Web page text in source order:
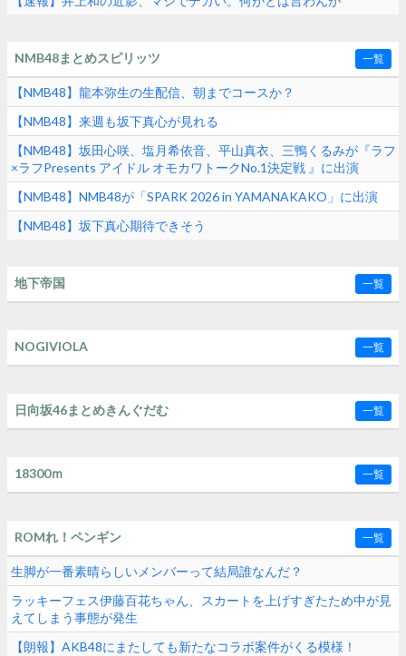
NMB48まとめスピリッツ 一覧
【NMB48】龍本弥生の生配信、朝までコースか？
【NMB48】来週も坂下真心が見れる
【NMB48】坂田心咲、塩月希依音、平山真衣、三鴨くるみが『ラフ
×ラフPresents アイドル オモカワトークNo.1決定戦 』に出演
【NMB48】NMB48が「SPARK 2026 in YAMANAKAKO」に出演
【NMB48】坂下真心期待できそう
地下帝国 一覧
NOGIVIOLA 一覧
日向坂46まとめきんぐだむ 一覧
18300ｍ 一覧
ROMれ！ペンギン 一覧
生脚が一番素晴らしいメンバーって結局誰なんだ？
ラッキーフェス伊藤百花ちゃん、スカートを上げすぎたため中が見
えてしまう事態が発生
【朗報】AKB48にまたしても新たなコラボ案件がくる模様！